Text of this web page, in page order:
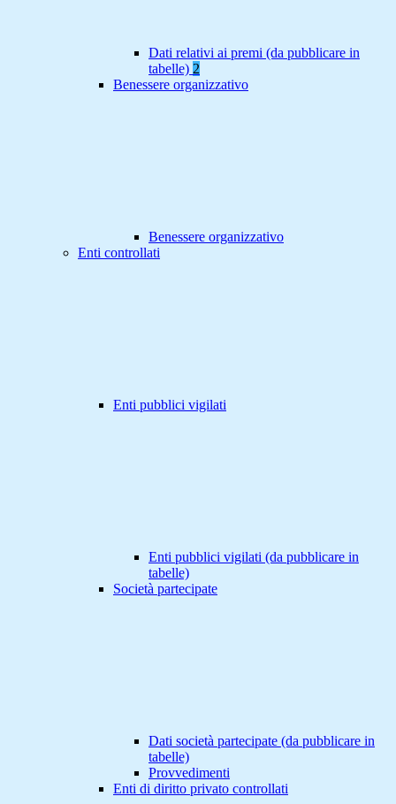
Dati relativi ai premi (da pubblicare in
tabelle) 2
Benessere organizzativo
Benessere organizzativo
Enti controllati
Enti pubblici vigilati
Enti pubblici vigilati (da pubblicare in
tabelle)
Società partecipate
Dati società partecipate (da pubblicare in
tabelle)
Provvedimenti
Enti di diritto privato controllati